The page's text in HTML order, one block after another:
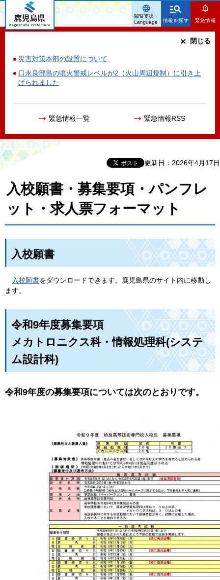
鹿児島県
情報を探す 緊急情報
災害対策本部の設置について
口永良部島の噴火警戒レベルが2（火山周辺規制）に引き上
げられました
緊急情報一覧 緊急情報RSS
閉じる
閲覧支援・
Language
更新日：2026年4月17日
入校願書・募集要項・パンフレ
ット・求人票フォーマット
入校願書
入校願書をダウンロードできます。鹿児島県のサイト内に移動し
ます。
令和9年度募集要項
メカトロニクス科・情報処理科(システ
ム設計科)
令和9年度の募集要項については次のとおりです。